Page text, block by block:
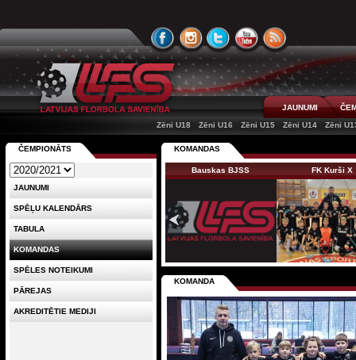
JAUNUMI
Zēni U18
Zēni U16 Zēni U15 Zēni U14 Zēni
KOMANDAS
Bauskas BJSS FK Kurši X
KOMANDA
ČEMPIONĀTS
JAUNUMI
SPĒĻU KALENDĀRS
TABULA
KOMANDAS
SPĒLES NOTEIKUMI
PĀREJAS
AKREDITĒTIE MEDIJI